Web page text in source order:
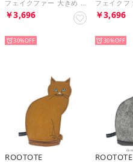
フェイクファー 大きめ 顔付き ポーチ EU.ウィズルー.クリプティッド-C 6846 （Qurnpa）
￥3,696
30%
￥3,696
30%
ROOTOTE ROOTOTE